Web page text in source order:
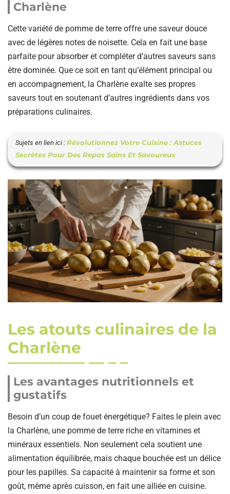
Charlène
Cette variété de pomme de terre offre une saveur douce
avec de légères notes de noisette. Cela en fait une base
parfaite pour absorber et compléter d’autres saveurs sans
être dominée. Que ce soit en tant qu’élément principal ou
en accompagnement, la Charlène exalte ses propres
saveurs tout en soutenant d’autres ingrédients dans vos
préparations culinaires.
Sujets en lien ici : Révolutionnez Votre Cuisine : Astuces
Secrètes Pour Des Repas Sains Et Savoureux
Les atouts culinaires de la
Charlène
Les avantages nutritionnels et
gustatifs
Besoin d’un coup de fouet énergétique? Faites le plein avec
la Charlène, une pomme de terre riche en vitamines et
minéraux essentiels. Non seulement cela soutient une
alimentation équilibrée, mais chaque bouchée est un délice
pour les papilles. Sa capacité à maintenir sa forme et son
goût, même après cuisson, en fait une alliée en cuisine.